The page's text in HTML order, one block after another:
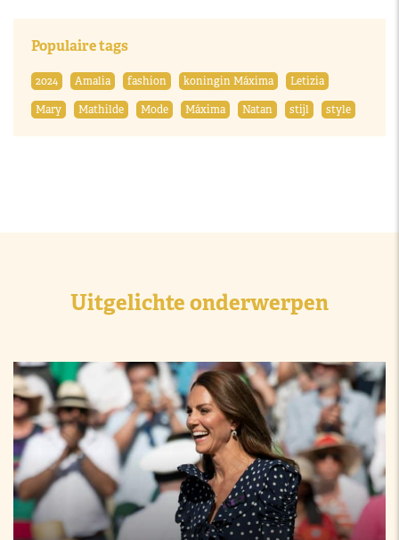
Populaire tags
2024 Amalia fashion koningin Máxima
Letizia
Mary
Mathilde Mode Máxima Natan stijl style
Uitgelichte onderwerpen